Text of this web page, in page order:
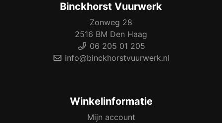
Binckhorst Vuurwerk
Zonweg 28
2516 BM Den Haag
06 205 01 205
info@binckhorstvuurwerk.nl
Winkelinformatie
Mijn account